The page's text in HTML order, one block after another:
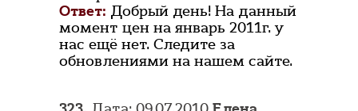
Ответ: Добрый день! На данный
момент цен на январь 2011г. у
нас ещё нет. Следите за
обновлениями на нашем сайте.